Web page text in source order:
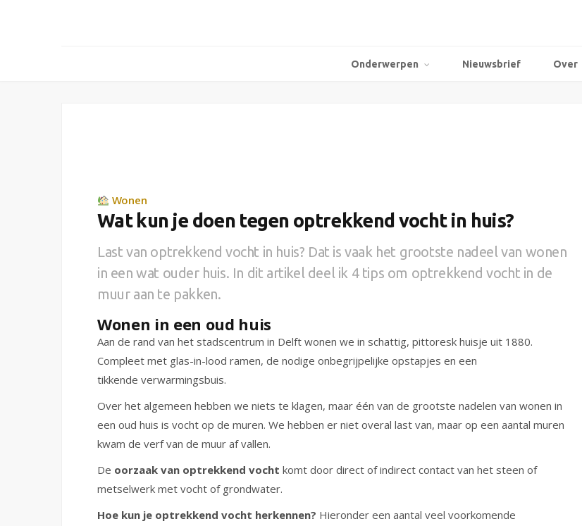
Onderwerpen Nieuwsbrief Over
Wonen
Wat kun je doen tegen optrekkend vocht in huis?
Last van optrekkend vocht in huis? Dat is vaak het grootste nadeel van wonen
in een wat ouder huis. In dit artikel deel ik 4 tips om optrekkend vocht in de
muur aan te pakken.
Wonen in een oud huis
Aan de rand van het stadscentrum in Delft wonen we in schattig, pittoresk huisje uit 1880.
Compleet met glas-in-lood ramen, de nodige onbegrijpelijke opstapjes en een
tikkende verwarmingsbuis.
Over het algemeen hebben we niets te klagen, maar één van de grootste nadelen van wonen in
een oud huis is vocht op de muren. We hebben er niet overal last van, maar op een aantal muren
kwam de verf van de muur af vallen.
De oorzaak van optrekkend vocht komt door direct of indirect contact van het steen of
metselwerk met vocht of grondwater.
Hoe kun je optrekkend vocht herkennen? Hieronder een aantal veel voorkomende